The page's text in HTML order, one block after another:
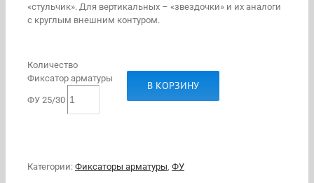
«стульчик». Для вертикальных – «звездочки» и их аналоги
с круглым внешним контуром.
Количество
Фиксатор арматуры
ФУ 25/30
В КОРЗИНУ
Категории: Фиксаторы арматуры ФУ